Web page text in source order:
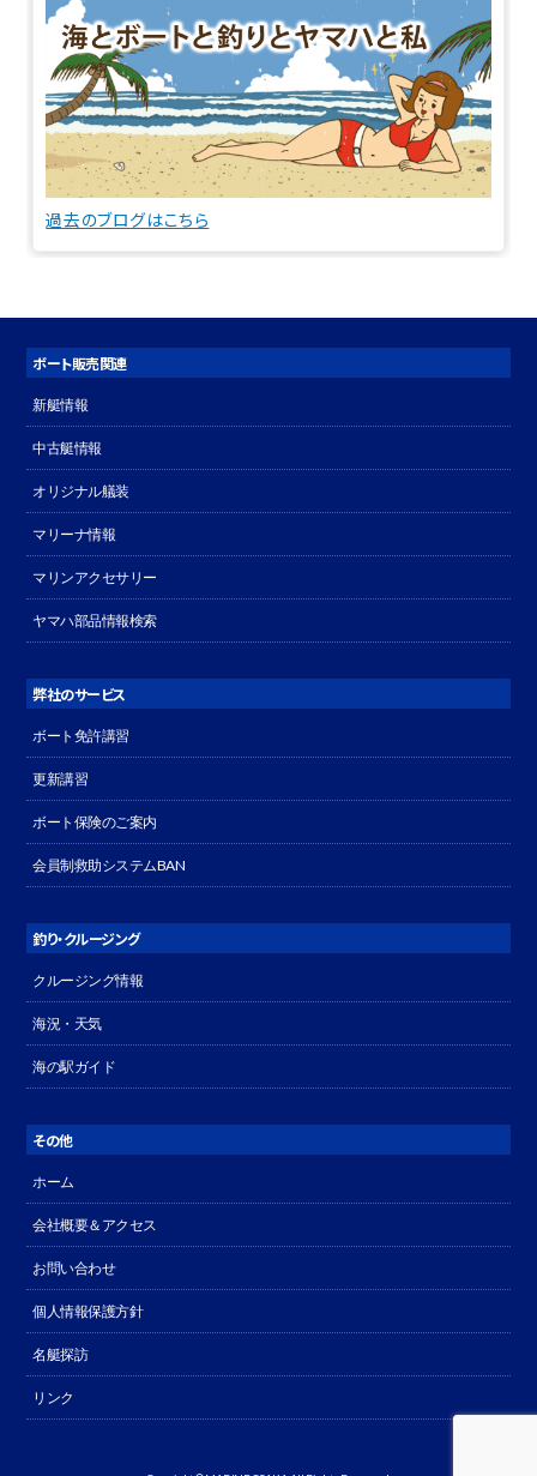
過去のブログはこちら
ボート販売関連
新艇情報
中古艇情報
オリジナル艤装
マリーナ情報
マリンアクセサリー
ヤマハ部品情報検索
弊社のサービス
ボート免許講習
更新講習
ボート保険のご案内
会員制救助システムBAN
釣り・クルージング
クルージング情報
海況・天気
海の駅ガイド
その他
ホーム
会社概要＆アクセス
お問い合わせ
個人情報保護方針
名艇探訪
リンク